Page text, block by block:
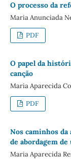
O processo da
Maria Anunciada
PDF
O papel da
canção
Maria Aparecida
PDF
Nos caminhos
de abordagem
Maria Aparecida